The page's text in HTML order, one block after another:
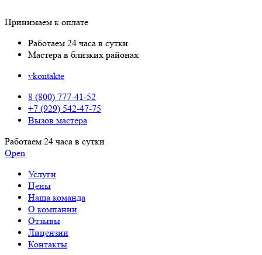
Принимаем к оплате
Работаем 24 часа в сутки
Мастера в близких районах
vkontakte
8 (800) 777-41-52
+7 (929) 542-47-75
Вызов мастера
Работаем 24 часа в сутки
Open
Услуги
Цены
Наша команда
О компании
Отзывы
Лицензии
Контакты